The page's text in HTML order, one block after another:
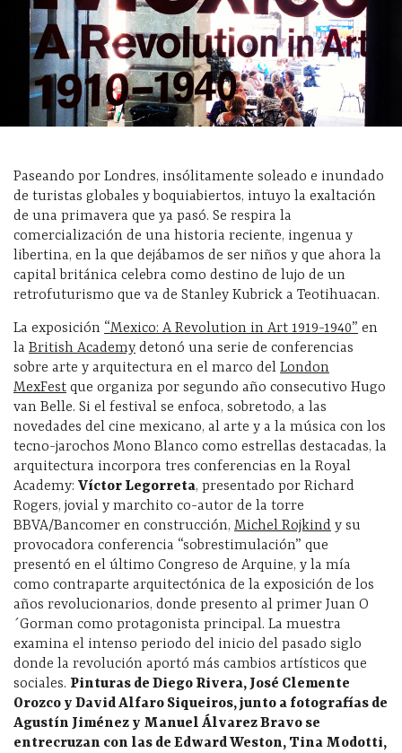
Paseando por Londres, insólitamente soleado e inundado
de turistas globales y boquiabiertos, intuyo la exaltación
de una primavera que ya pasó. Se respira la
comercialización de una historia reciente, ingenua y
libertina, en la que dejábamos de ser niños y que ahora la
capital británica celebra como destino de lujo de un
retrofuturismo que va de Stanley Kubrick a Teotihuacan.
La exposición “Mexico: A Revolution in Art 1919-1940” en
la British Academy detonó una serie de conferencias
sobre arte y arquitectura en el marco del London
MexFest que organiza por segundo año consecutivo Hugo
van Belle. Si el festival se enfoca, sobretodo, a las
novedades del cine mexicano, al arte y a la música con los
tecno-jarochos Mono Blanco como estrellas destacadas, la
arquitectura incorpora tres conferencias en la Royal
Academy: Víctor Legorreta, presentado por Richard
Rogers, jovial y marchito co-autor de la torre
BBVA/Bancomer en construcción, Michel Rojkind y su
provocadora conferencia “sobrestimulación” que
presentó en el último Congreso de Arquine, y la mía
como contraparte arquitectónica de la exposición de los
años revolucionarios, donde presento al primer Juan O
´Gorman como protagonista principal. La muestra
examina el intenso periodo del inicio del pasado siglo
donde la revolución aportó más cambios artísticos que
sociales. Pinturas de Diego Rivera, José Clemente
Orozco y David Alfaro Siqueiros, junto a fotografías de
Agustín Jiménez y Manuel Álvarez Bravo se
entrecruzan con las de Edward Weston, Tina Modotti,